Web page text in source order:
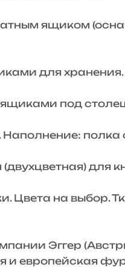
ящиком
для хранения.
под
полка
для
Цвета на выбор.
Эггер
и европейская